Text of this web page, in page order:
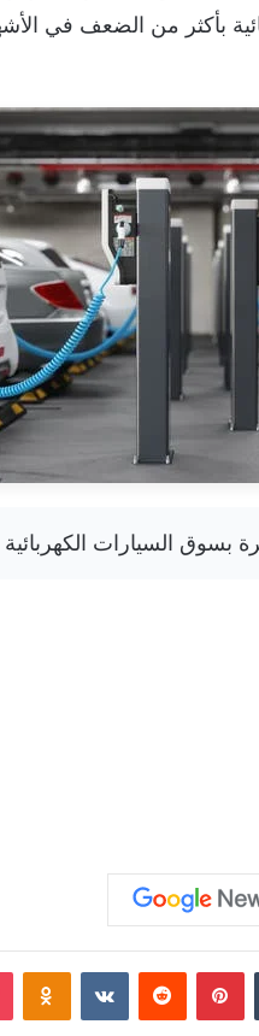
بأكثر من الضعف في
بينتيريست ‏VKontakte